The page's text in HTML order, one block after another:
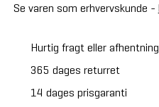
Se varen som erhvervskunde -
Hurtig fragt eller afhentning
365 dages returret
14 dages prisgaranti